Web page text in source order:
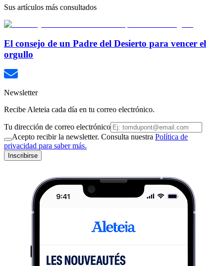
Sus artículos más consultados
El consejo de un Padre del Desierto para vencer el
orgullo
Newsletter
Recibe Aleteia cada día en tu correo electrónico.
Tu dirección de correo electrónico
Acepto recibir la newsletter. Consulta nuestra Política de
privacidad para saber más.
Inscribirse